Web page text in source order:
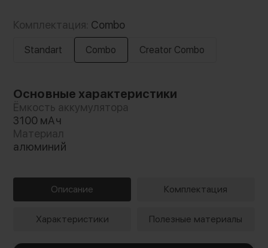
Комплектация: Combo
Standart Combo Creator Combo
Основные характеристики
Ёмкость аккумулятора
3100 мАч
Материал
алюминий
Описание Комплектация
Характеристики Полезные материалы